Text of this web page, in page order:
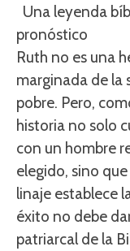
Una leyenda
pronóstico
Ruth no es una
marginada de la
pobre. Pero,
historia no solo
con un hombre
elegido, sino
linaje establece
éxito no debe
patriarcal de la